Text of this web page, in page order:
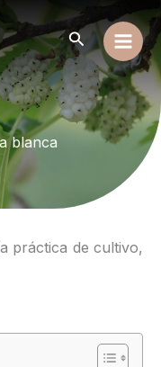
Buscar
blanca
práctica de cultivo,